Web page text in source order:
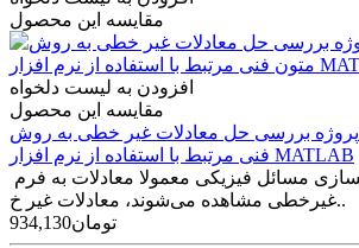
مقایسه این محصول
افزودن به لیست دلخواه
مقایسه این محصول
پروژه بررسی حل معادلات غیر خطی به روش GDQ و ترجمه متون
فنی مرتبط با استفاده از نرم افزار MATLAB
غیر­خطی مشاهده می­‌شوند، معادلات غیر خ..
934,130تومان